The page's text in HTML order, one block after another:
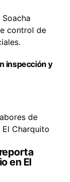
inspección y
en El